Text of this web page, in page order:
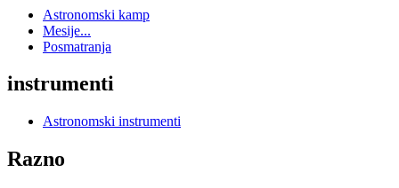
Astronomski kamp
Mesije...
Posmatranja
instrumenti
Astronomski instrumenti
Razno